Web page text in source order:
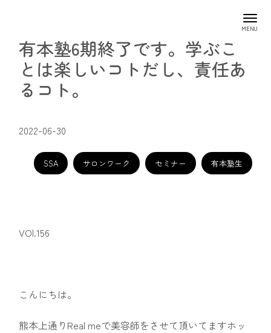
有本塾6期終了です。学ぶこ
とは楽しいコトだし、責任あ
るコト。
2022-06-30
SSA サロンワーク セミナー 有本塾生
VOl.156
こんにちは。
熊本上通りReal meで美容師をさせて頂いてますホッ